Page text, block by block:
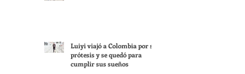
Luiyi viajó a Colombia por su
prótesis y se quedó para
cumplir sus sueños